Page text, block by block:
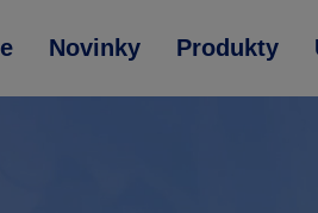
Novinky Produkty